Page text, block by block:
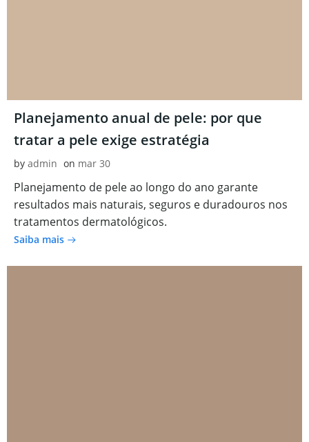
Planejamento anual de pele: por que
tratar a pele exige estratégia
by admin on mar 30
Planejamento de pele ao longo do ano garante
resultados mais naturais, seguros e duradouros nos
tratamentos dermatológicos.
Saiba mais